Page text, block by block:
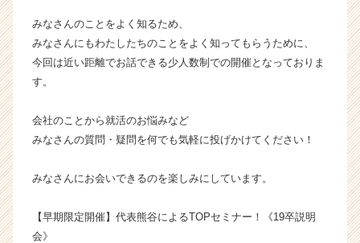
リ
（C
h
r
C
e
r）
みなさんのことをよく知るため、
みなさんにもわたしたちのことをよく知ってもらうために、
今回は近い距離でお話できる少人数制での開催となっておりま
す。
会社のことから就活のお悩みなど
みなさんの質問・疑問を何でも気軽に投げかけてください！
みなさんにお会いできるのを楽しみにしています。
【早期限定開催】代表熊谷によるTOPセミナー！《19卒説明
会》